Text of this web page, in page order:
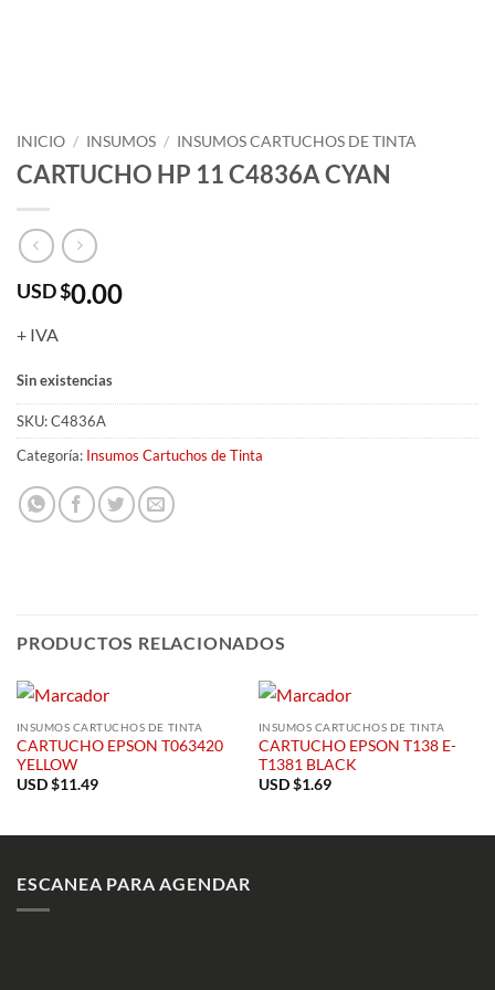
INICIO / INSUMOS / INSUMOS CARTUCHOS DE TINTA
CARTUCHO HP 11 C4836A CYAN
USD $0.00
+ IVA
Sin existencias
SKU:C4836A
Categoría: Insumos Cartuchos de Tinta
PRODUCTOS RELACIONADOS
INSUMOS CARTUCHOS DE TINTA
CARTUCHO EPSON T063420
YELLOW
USD $11.49
INSUMOS CARTUCHOS DE TINTA
CARTUCHO EPSON T138 E-
T1381 BLACK
USD $1.69
ESCANEA PARA AGENDAR